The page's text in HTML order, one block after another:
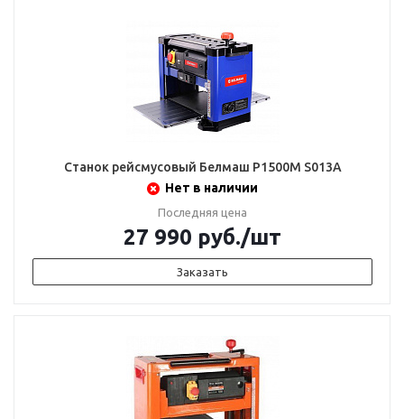
Станок рейсмусовый Белмаш Р1500М S013A
Нет в наличии
Последняя цена
27 990 руб./шт
Заказать